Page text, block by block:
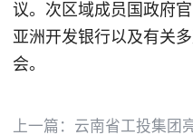
议。次区域成员国政府
亚洲开发银行以及有关
会。
上一篇： 云南省工投集团